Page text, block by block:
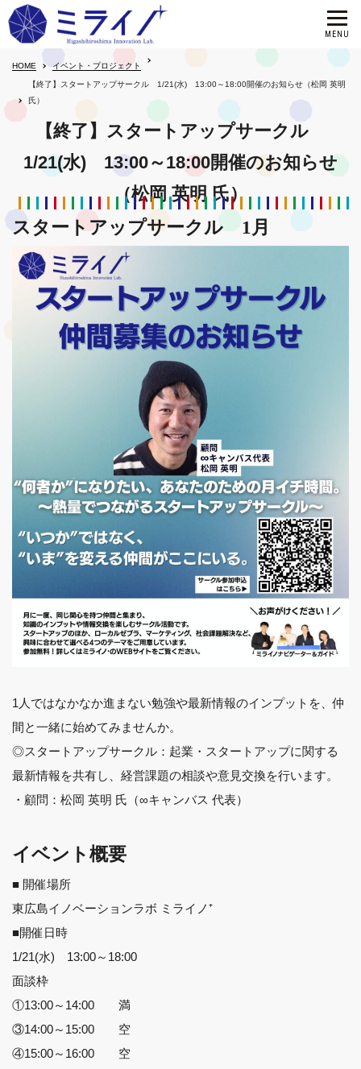
HOME イベント・プロジェクト
【終了】スタートアップサークル 1/21(水) 13:00～18:00開催のお知らせ（松岡 英明
氏）
【終了】スタートアップサークル
1/21(水) 13:00～18:00開催のお知らせ
（松岡 英明 氏）
スタートアップサークル 1月
1人ではなかなか進まない勉強や最新情報のインプットを、仲
間と一緒に始めてみませんか。
◎スタートアップサークル：起業・スタートアップに関する
最新情報を共有し、経営課題の相談や意見交換を行います。
・顧問：松岡 英明 氏（∞キャンバス 代表）
イベント概要
■ 開催場所
東広島イノベーションラボ ミライノ⁺
■開催日時
1/21(水) 13:00～18:00
面談枠
①13:00～14:00 満
③14:00～15:00 空
④15:00～16:00 空